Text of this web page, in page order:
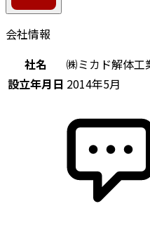
会社情報
社名
㈱ミカド解体工
設立年月日 2014年5月